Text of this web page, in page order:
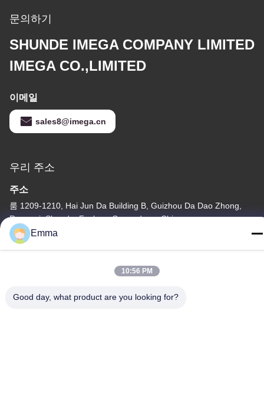
문의하기
SHUNDE IMEGA COMPANY LIMITED
IMEGA CO.,LIMITED
이메일
sales8@imega.cn
우리 주소
주소
룸 1209-1210, Hai Jun Da Building B, Guizhou Da Dao Zhong,
Ronggui, Shunde, Foshan, Guangdong, China
전화
Emma
10:56 PM
Good day, what product are you looking for?